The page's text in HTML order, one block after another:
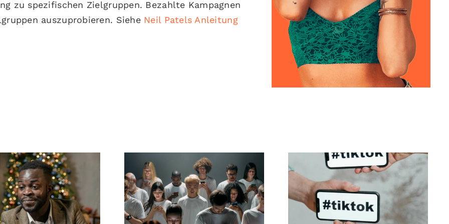
zu spezifischen Zielgruppen. Bezahlte Kampagnen
auszuprobieren. Siehe Neil Patels Anleitung
Follower auf
ausblendet,
Tipps zur Gestaltung
beeindruckender
Beste TikTok
Datenschutz-